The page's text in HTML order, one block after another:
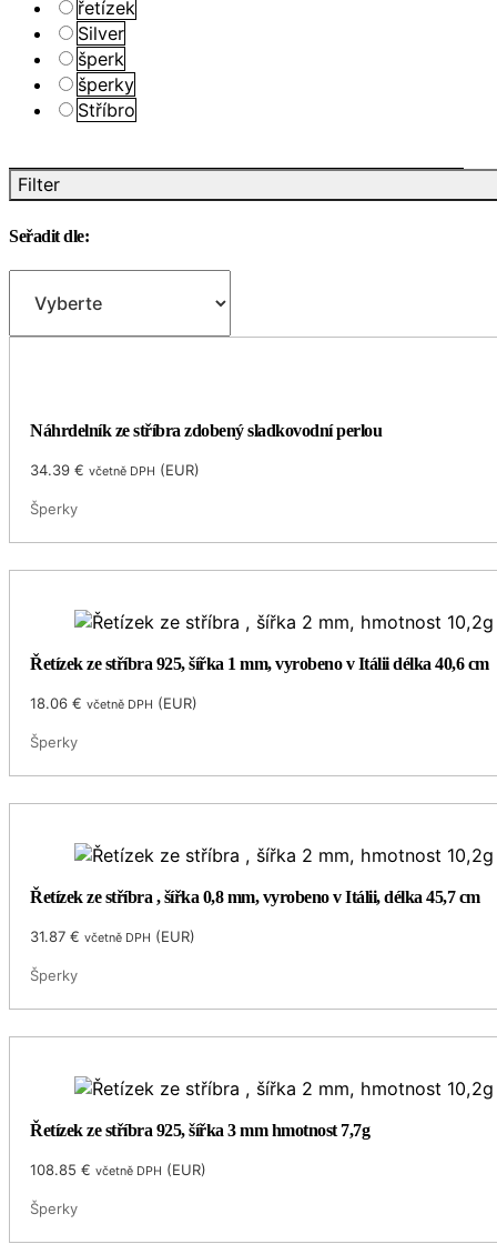
řetízek
Silver
šperk
šperky
Stříbro
Filter
Seřadit dle:
Náhrdelník ze stříbra zdobený sladkovodní perlou
34.39€ včetně DPH (EUR)
Šperky
Řetízek ze stříbra 925, šířka 1 mm, vyrobeno v Itálii délka 40,6 cm
18.06€ včetně DPH (EUR)
Šperky
Řetízek ze stříbra , šířka 0,8 mm, vyrobeno v Itálii, délka 45,7 cm
31.87€ včetně DPH (EUR)
Šperky
Řetízek ze stříbra 925, šířka 3 mm hmotnost 7,7g
108.85€ včetně DPH (EUR)
Šperky